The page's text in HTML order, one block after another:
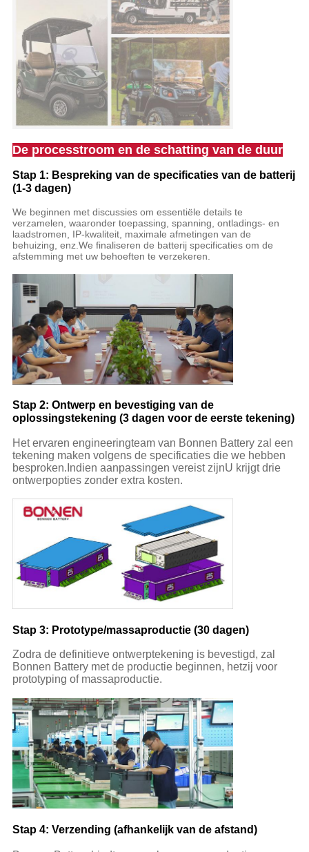
De processtroom en de schatting van de duur
Stap 1: Bespreking van de specificaties van de batterij
(1-3 dagen)
We beginnen met discussies om essentiële details te
verzamelen, waaronder toepassing, spanning, ontladings- en
laadstromen, IP-kwaliteit, maximale afmetingen van de
behuizing, enz.We finaliseren de batterij specificaties om de
afstemming met uw behoeften te verzekeren.
Stap 2: Ontwerp en bevestiging van de
oplossingstekening (3 dagen voor de eerste tekening)
Het ervaren engineeringteam van Bonnen Battery zal een
tekening maken volgens de specificaties die we hebben
besproken.Indien aanpassingen vereist zijnU krijgt drie
ontwerpopties zonder extra kosten.
Stap 3: Prototype/massaproductie (30 dagen)
Zodra de definitieve ontwerptekening is bevestigd, zal
Bonnen Battery met de productie beginnen, hetzij voor
prototyping of massaproductie.
Stap 4: Verzending (afhankelijk van de afstand)